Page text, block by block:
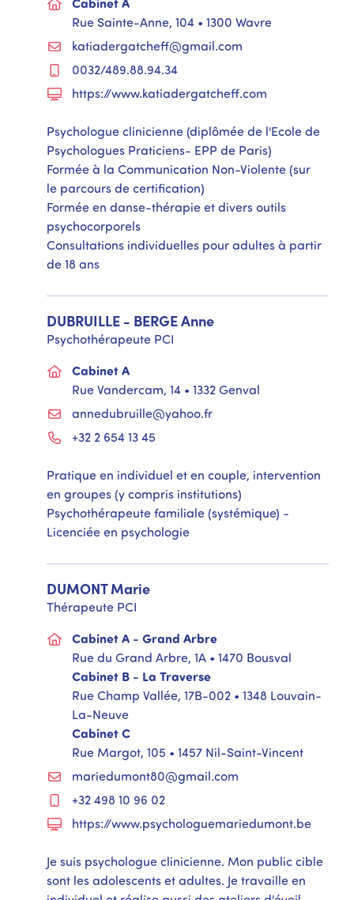
Rue Sainte-Anne, 104 • 1300 Wavre
katiadergatcheff@gmail.com
0032/489.88.94.34
https://www.katiadergatcheff.com
Psychologue clinicienne (diplômée de l'Ecole de
Psychologues Praticiens- EPP de Paris)
Formée à la Communication Non-Violente (sur
le parcours de certification)
Formée en danse-thérapie et divers outils
psychocorporels
Consultations individuelles pour adultes à partir
de 18 ans
DUBRUILLE - BERGEAnne
Psychothérapeute PCI
Cabinet A
Rue Vandercam, 14 • 1332 Genval
annedubruille@yahoo.fr
+32 2 654 13 45
Pratique en individuel et en couple, intervention
en groupes (y compris institutions)
Psychothérapeute familiale (systémique) -
Licenciée en psychologie
DUMONTMarie
Thérapeute PCI
Cabinet A - Grand Arbre
Rue du Grand Arbre, 1A • 1470 Bousval
Cabinet B - La Traverse
Rue Champ Vallée, 17B-002 • 1348 Louvain-
La-Neuve
Cabinet C
Rue Margot, 105 • 1457 Nil-Saint-Vincent
mariedumont80@gmail.com
+32 498 10 96 02
https://www.psychologuemariedumont.be
Je suis psychologue clinicienne. Mon public cible
sont les adolescents et adultes. Je travaille en